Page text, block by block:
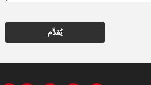
يُقدِّم